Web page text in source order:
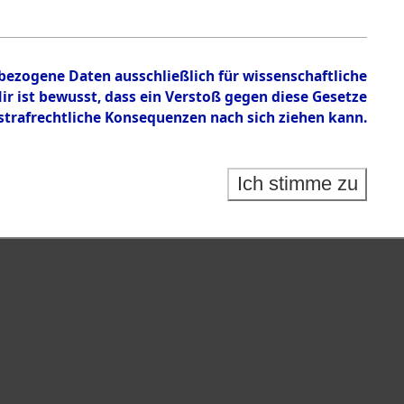
Daten ausschließlich für wissenschaftliche
bewusst, dass ein Verstoß gegen diese Gesetze
Konsequenzen nach sich ziehen kann.
Ich stimme zu